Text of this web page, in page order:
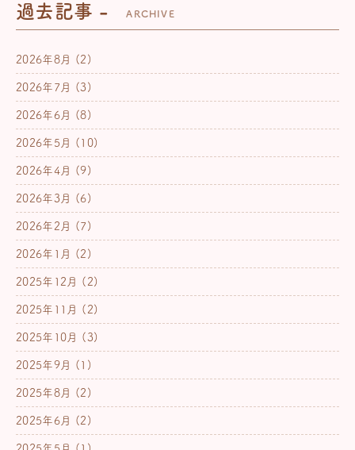
過去記事 - ARCHIVE
2026年8月 (2)
2026年7月 (3)
2026年6月 (8)
2026年5月 (10)
2026年4月 (9)
2026年3月 (6)
2026年2月 (7)
2026年1月 (2)
2025年12月 (2)
2025年11月 (2)
2025年10月 (3)
2025年9月 (1)
2025年8月 (2)
2025年6月 (2)